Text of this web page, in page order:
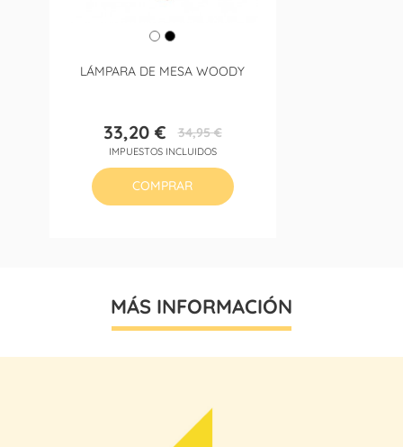
LÁMPARA DE MESA WOODY
Precio
33,20 €Precio
base
34,95 €
IMPUESTOS INCLUIDOS
COMPRAR
MÁS INFORMACIÓN